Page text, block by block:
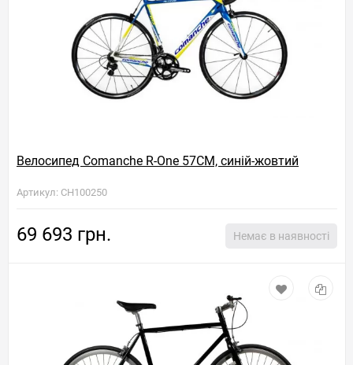
Велосипед Comanche R-One 57CM, синій-жовтий
Артикул: CH100250
69 693 грн. Немає в наявності